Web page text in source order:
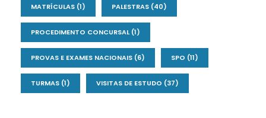
MATRÍCULAS (1) PALESTRAS (40)
PROCEDIMENTO CONCURSAL(1)
PROVAS E EXAMES NACIONAIS (6) SPO (11)
TURMAS (1) VISITAS DE ESTUDO (37)